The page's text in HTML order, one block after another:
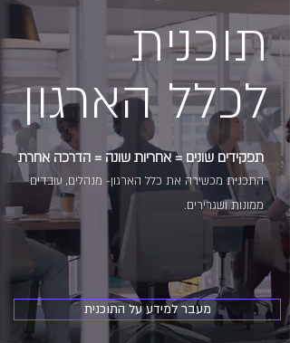
תוכנית
לכלל הארגון
תפקידים שונים = אחריות שונה = הדרכה אחרת
התכנית מכשירה את כלל הארגון- מנהלים, עובדים
ממונות ושגרירים.
מעבר למידע על התוכנית